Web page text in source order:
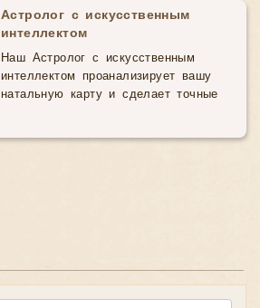
Астролог с искусственным
интеллектом
Наш Астролог с искусственным
интеллектом проанализирует вашу
натальную карту и сделает точные